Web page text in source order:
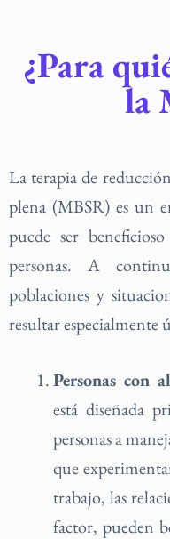
¿Para
la
La terapia de
plena (MBSR) es un
puede ser
personas. A
poblaciones y
resultar especialmente
Personas con
está diseñada
personas a
que
trabajo, las
factor, pueden